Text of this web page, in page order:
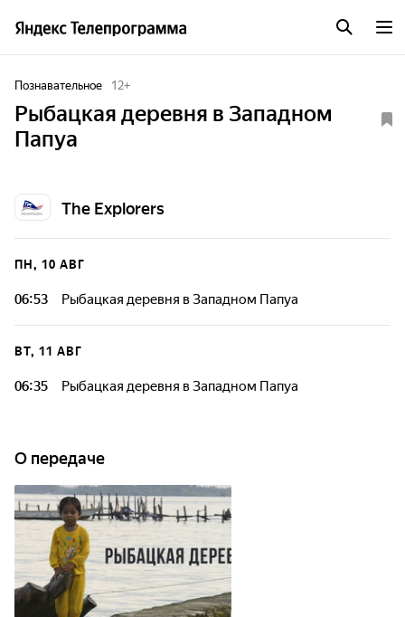
Познавательное 12+
Рыбацкая деревня в Западном
Папуа
The Explorers
ПН, 10 АВГ
06:53 Рыбацкая деревня в Западном Папуа
ВТ, 11 АВГ
06:35 Рыбацкая деревня в Западном Папуа
О передаче